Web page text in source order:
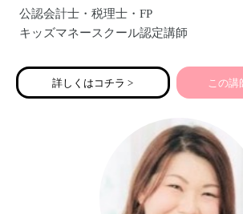
公認会計士・税理士・FP
キッズマネースクール認定講師
起業されている方はもちろん、
家事や子育てを頑張られているママも、
そしてお子さんも、どんな方にもどんな
『お金』の知識はとっても大切です。
詳しくはコチラ > この講